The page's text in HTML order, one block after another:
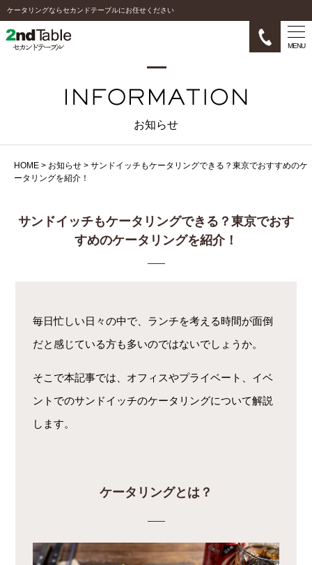
ケータリングならセカンドテーブルにお任せください
MENU
お知らせ
HOME > お知らせ > サンドイッチもケータリングできる？東京でおすすめのケ
ータリングを紹介！
サンドイッチもケータリングできる？東京でおす
すめのケータリングを紹介！
毎日忙しい日々の中で、ランチを考える時間が面倒
だと感じている方も多いのではないでしょうか。
そこで本記事では、オフィスやプライベート、イベ
ントでのサンドイッチのケータリングについて解説
します。
ケータリングとは？